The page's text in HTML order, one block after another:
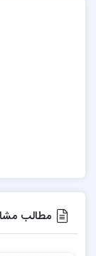
مطالب